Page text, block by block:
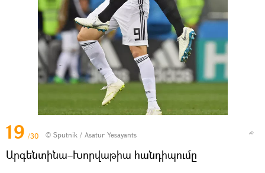
19 /30 © Sputnik / Asatur Yesayants
Արգենտինա–Խորվաթիա հանդիպումը